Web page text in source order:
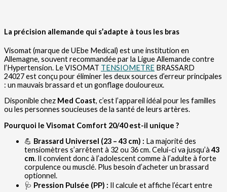
La précision allemande qui s’adapte à tous les bras
Visomat (marque de UEbe Medical) est une institution en
Allemagne, souvent recommandée par la Ligue Allemande contre
l’Hypertension. Le VISOMAT TENSIOMETRE BRASSARD
24027 est conçu pour éliminer les deux sources d’erreur principales
: un mauvais brassard et un gonflage douloureux.
Disponible chez Med Coast, c’est l’appareil idéal pour les familles
ou les personnes soucieuses de la santé de leurs artères.
Pourquoi le Visomat Comfort 20/40 est-il unique ?
💪 Brassard Universel (23 – 43 cm) : La majorité des
tensiomètres s’arrêtent à 32 ou 36 cm. Celui-ci va jusqu’à 43
cm. Il convient donc à l’adolescent comme à l’adulte à forte
corpulence ou musclé. Plus besoin d’acheter un brassard
optionnel.
🩺 Pression Pulsée (PP) : Il calcule et affiche l’écart entre